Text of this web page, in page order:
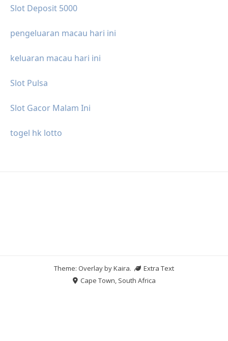
Slot Deposit 5000
pengeluaran macau hari ini
keluaran macau hari ini
Slot Pulsa
Slot Gacor Malam Ini
togel hk lotto
Theme: Overlay byKaira.
Extra Text
Cape Town, South Africa